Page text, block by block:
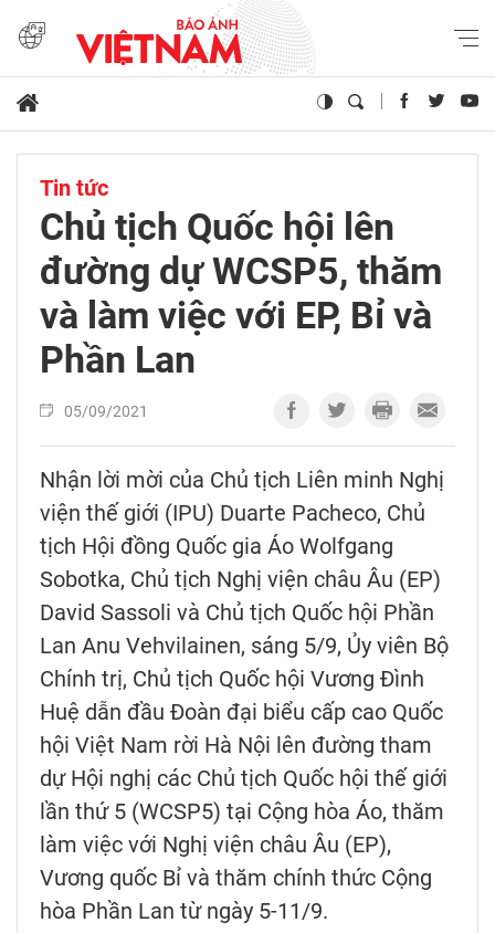
Tin tức
Chủ tịch Quốc hội lên
đường dự WCSP5, thăm
và làm việc với EP, Bỉ và
Phần Lan
05/09/2021
Nhận lời mời của Chủ tịch Liên minh Nghị
viện thế giới (IPU) Duarte Pacheco, Chủ
tịch Hội đồng Quốc gia Áo Wolfgang
Sobotka, Chủ tịch Nghị viện châu Âu (EP)
David Sassoli và Chủ tịch Quốc hội Phần
Lan Anu Vehvilainen, sáng 5/9, Ủy viên Bộ
Chính trị, Chủ tịch Quốc hội Vương Đình
Huệ dẫn đầu Đoàn đại biểu cấp cao Quốc
hội Việt Nam rời Hà Nội lên đường tham
dự Hội nghị các Chủ tịch Quốc hội thế giới
lần thứ 5 (WCSP5) tại Cộng hòa Áo, thăm
làm việc với Nghị viện châu Âu (EP),
Vương quốc Bỉ và thăm chính thức Cộng
hòa Phần Lan từ ngày 5-11/9.